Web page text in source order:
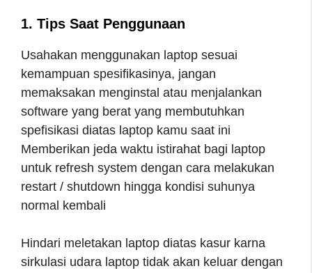
1. Tips Saat Penggunaan
Usahakan menggunakan laptop sesuai
kemampuan spesifikasinya, jangan
memaksakan menginstal atau menjalankan
software yang berat yang membutuhkan
spefisikasi diatas laptop kamu saat ini
Memberikan jeda waktu istirahat bagi laptop
untuk refresh system dengan cara melakukan
restart / shutdown hingga kondisi suhunya
normal kembali
Hindari meletakan laptop diatas kasur karna
sirkulasi udara laptop tidak akan keluar dengan